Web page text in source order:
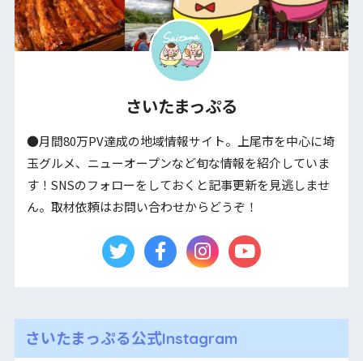
さいたまっぷる
●月間80万PV達成の地域情報サイト。上尾市を中心に埼
玉グルメ、ニューオープンなど旬な情報を紹介していま
す！SNSのフォローをしておくと記事更新を見逃しませ
ん。取材依頼はお問い合わせからどうぞ！
さいたまっぷる公式Instagram